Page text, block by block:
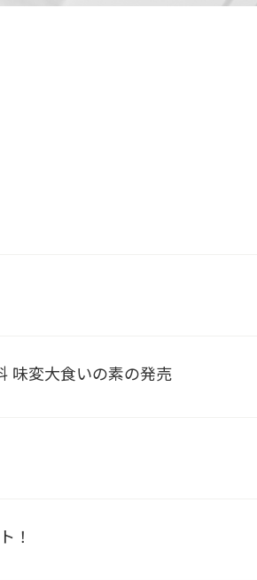
味変大食いの素の発売
！